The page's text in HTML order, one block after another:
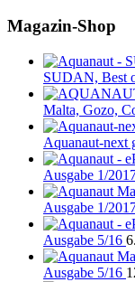
Magazin-Shop
SUDAN, Best
Malta, Gozo,
Aquanaut-next
Ausgabe 1/
Ausgabe 1/
Ausgabe 5/16
Ausgabe 5/16